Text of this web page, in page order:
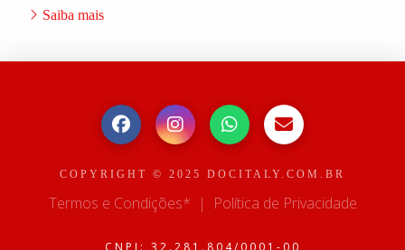
Saiba mais
COPYRIGHT © 2025 DOCITALY.COM.BR
Termos e Condições* | Política de Privacidade
CNPJ: 32.281.804/0001-00